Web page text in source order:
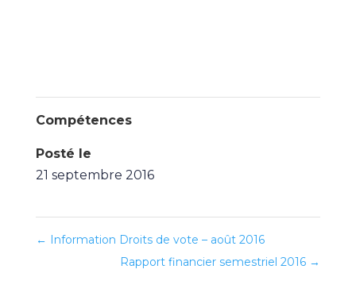
Compétences
Posté le
21 septembre 2016
← Information Droits de vote – août 2016
Rapport financier semestriel 2016 →